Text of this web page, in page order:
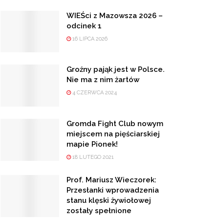
WIEŚci z Mazowsza 2026 –
odcinek 1
16 LIPCA 2026
Groźny pająk jest w Polsce.
Nie ma z nim żartów
4 CZERWCA 2024
Gromda Fight Club nowym
miejscem na pięściarskiej
mapie Pionek!
18 LUTEGO 2021
Prof. Mariusz Wieczorek:
Przesłanki wprowadzenia
stanu klęski żywiołowej
zostały spełnione